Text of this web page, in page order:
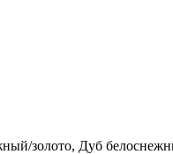
золото, Дуб